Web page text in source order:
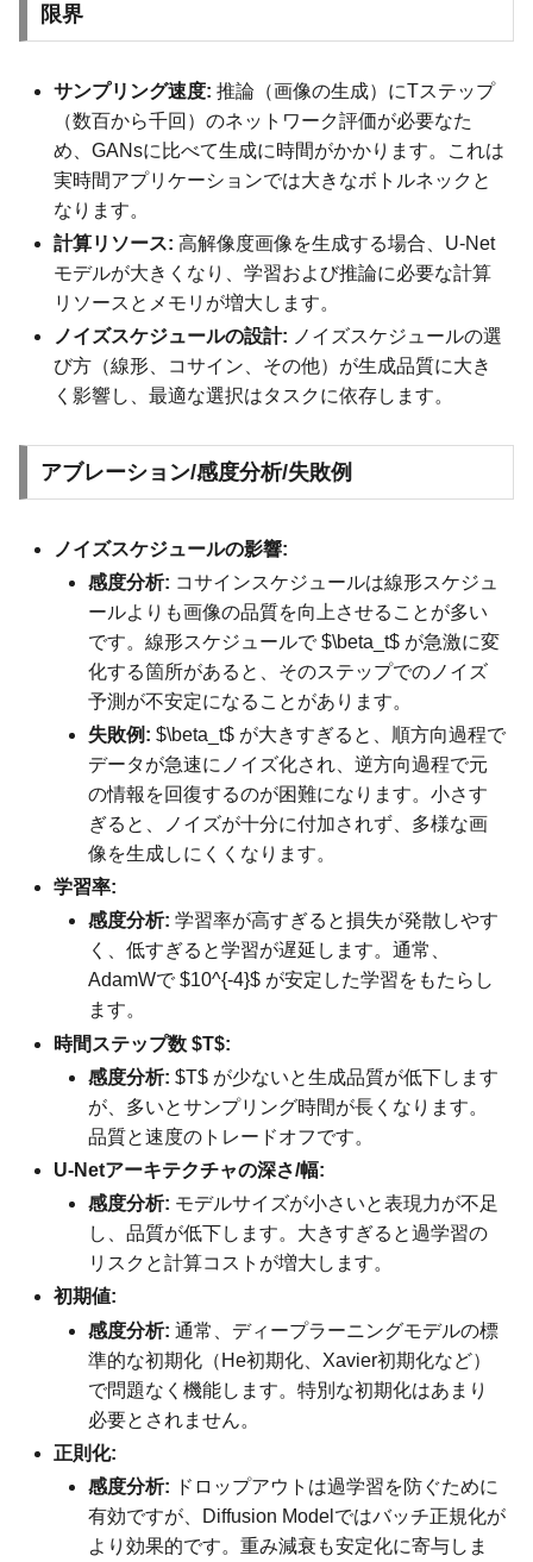
限界
サンプリング速度: 推論（画像の生成）にTステップ
（数百から千回）のネットワーク評価が必要なた
め、GANsに比べて生成に時間がかかります。これは
実時間アプリケーションでは大きなボトルネックと
なります。
計算リソース: 高解像度画像を生成する場合、U-Net
モデルが大きくなり、学習および推論に必要な計算
リソースとメモリが増大します。
ノイズスケジュールの設計: ノイズスケジュールの選
び方（線形、コサイン、その他）が生成品質に大き
く影響し、最適な選択はタスクに依存します。
アブレーション/感度分析/失敗例
ノイズスケジュールの影響:
感度分析: コサインスケジュールは線形スケジュ
ールよりも画像の品質を向上させることが多い
です。線形スケジュールで $\beta_t$ が急激に変
化する箇所があると、そのステップでのノイズ
予測が不安定になることがあります。
失敗例: $\beta_t$ が大きすぎると、順方向過程で
データが急速にノイズ化され、逆方向過程で元
の情報を回復するのが困難になります。小さす
ぎると、ノイズが十分に付加されず、多様な画
像を生成しにくくなります。
学習率:
感度分析: 学習率が高すぎると損失が発散しやす
く、低すぎると学習が遅延します。通常、
AdamWで $10^{-4}$ が安定した学習をもたらし
ます。
時間ステップ数 $T$:
感度分析: $T$ が少ないと生成品質が低下します
が、多いとサンプリング時間が長くなります。
品質と速度のトレードオフです。
U-Netアーキテクチャの深さ/幅:
感度分析: モデルサイズが小さいと表現力が不足
し、品質が低下します。大きすぎると過学習の
リスクと計算コストが増大します。
初期値:
感度分析: 通常、ディープラーニングモデルの標
準的な初期化（He初期化、Xavier初期化など）
で問題なく機能します。特別な初期化はあまり
必要とされません。
正則化:
感度分析: ドロップアウトは過学習を防ぐために
有効ですが、Diffusion Modelではバッチ正規化が
より効果的です。重み減衰も安定化に寄与しま